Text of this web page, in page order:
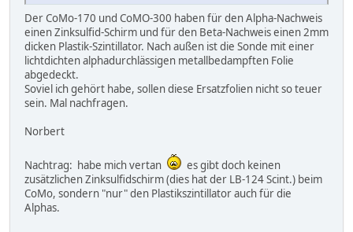
Der CoMo-170 und CoMO-300 haben für den Alpha-Nachweis
einen Zinksulfid-Schirm und für den Beta-Nachweis einen 2mm
dicken Plastik-Szintillator. Nach außen ist die Sonde mit einer
lichtdichten alphadurchlässigen metallbedampften Folie
abgedeckt.
Soviel ich gehört habe, sollen diese Ersatzfolien nicht so teuer
sein. Mal nachfragen.
Norbert
Nachtrag: habe mich vertan
es gibt doch keinen
zusätzlichen Zinksulfidschirm (dies hat der LB-124 Scint.) beim
CoMo, sondern "nur" den Plastikszintillator auch für die
Alphas.